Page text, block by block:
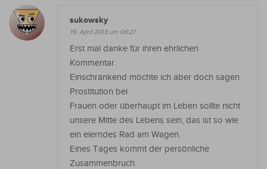
sukowsky
19. April 2013 um 06:27
Erst mal danke für ihren ehrlichen
Kommentar.
Einschränkend möchte ich aber doch sagen
Prostitution bei
Frauen oder überhaupt im Leben sollte nicht
unsere Mitte des Lebens sein, das ist so wie
ein eierndes Rad am Wagen.
Eines Tages kommt der persönliche
Zusammenbruch.